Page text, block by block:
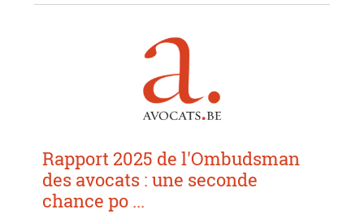
Rapport 2025 de l'Ombudsman
des avocats : une seconde
chance po ...